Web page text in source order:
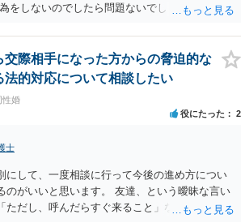
をしないのでしたら問題ないでしょう
交際相手になった方からの脅迫的な
法的対応について相談したい
性婚
役にたった 2
士
にして、一度相談に行って今後の進め方につい
のがいいと思います。 友達、という曖昧な言い
ただし、呼んだらすぐ来ること」などと条件を